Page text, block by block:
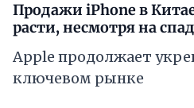
Продажи iPhone в
расти, несмотря на
Apple продолжает
ключевом рынке